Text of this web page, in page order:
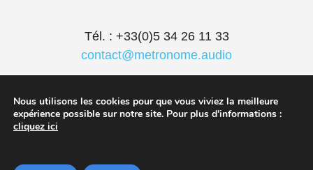
Tél. : +33(0)5 34 26 11 33
contact@metronome.audio
Nous utilisons les cookies pour que vous viviez la meilleure
expérience possible sur notre site. Pour plus d'informations :
cliquez ici